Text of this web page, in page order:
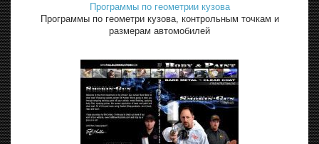
Программы по геометрии кузова
Программы по геометри кузова, контрольным точкам и
размерам автомобилей